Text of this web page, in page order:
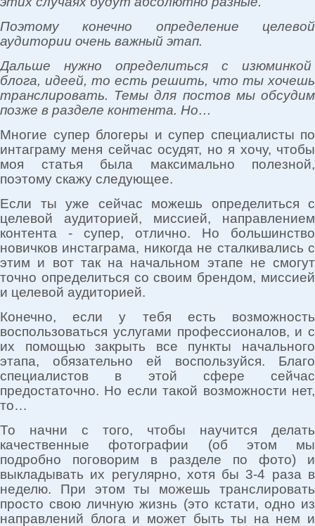
Поэтому конечно определение целевой
аудитории очень важный этап.
Дальше нужно определиться с изюминкой
блога, идеей, то есть решить, что ты хочешь
транслировать. Темы для постов мы обсудим
позже в разделе контента. Но…
Многие супер блогеры и супер специалисты по
интаграму меня сейчас осудят, но я хочу, чтобы
моя статья была максимально полезной,
поэтому скажу следующее.
Если ты уже сейчас можешь определиться с
целевой аудиторией, миссией, направлением
контента - супер, отлично. Но большинство
новичков инстаграма, никогда не сталкивались с
этим и вот так на начальном этапе не смогут
точно определиться со своим брендом, миссией
и целевой аудиторией.
Конечно, если у тебя есть возможность
воспользоваться услугами профессионалов, и с
их помощью закрыть все пункты начального
этапа, обязательно ей воспользуйся. Благо
специалистов в этой сфере сейчас
предостаточно. Но если такой возможности нет,
то…
То начни с того, чтобы научится делать
качественные фотографии (об этом мы
подробно поговорим в разделе по фото) и
выкладывать их регулярно, хотя бы 3-4 раза в
неделю. При этом ты можешь транслировать
просто свою личную жизнь (это кстати, одно из
направлений блога и может быть ты на нем и